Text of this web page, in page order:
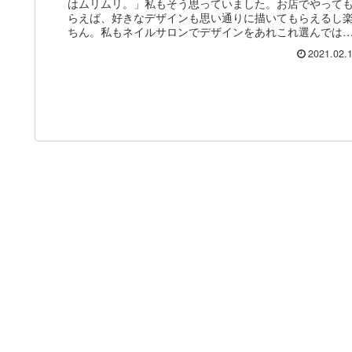
らえば、好きなデザインも思い通りに描いてもらえるし楽
ちん。私もネイルサロンでデザインをあれこれ選んでは、